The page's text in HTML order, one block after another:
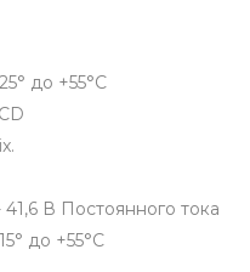
до +55°С
В Постоянного тока
до +55°С